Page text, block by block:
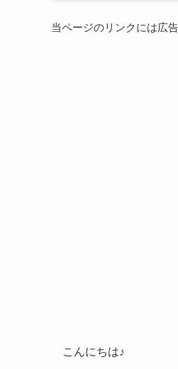
当ページのリンクには広
こんにちは♪